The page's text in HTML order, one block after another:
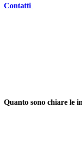
Contatti
Quanto sono chiare le